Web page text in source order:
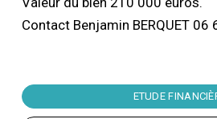
Contact Benjamin BERQUET 06
ETUDE